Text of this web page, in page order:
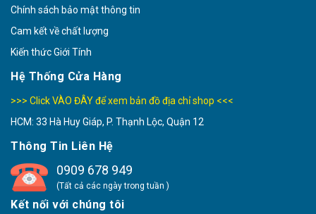
Chính sách bảo mật thông tin
Cam kết về chất lượng
Kiến thức Giới Tính
Hệ Thống Cửa Hàng
>>> Click VÀO ĐÂY để xem bản đồ địa chỉ shop <<<
HCM: 33 Hà Huy Giáp, P. Thạnh Lộc, Quận 12
Thông Tin Liên Hệ
0909 678 949
(Tất cả các ngày trong tuần )
Kết nối với chúng tôi